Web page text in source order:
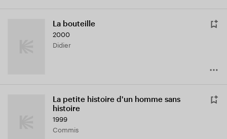
La bouteille
2000
Didier
La petite histoire d'un homme sans
histoire
1999
Commis